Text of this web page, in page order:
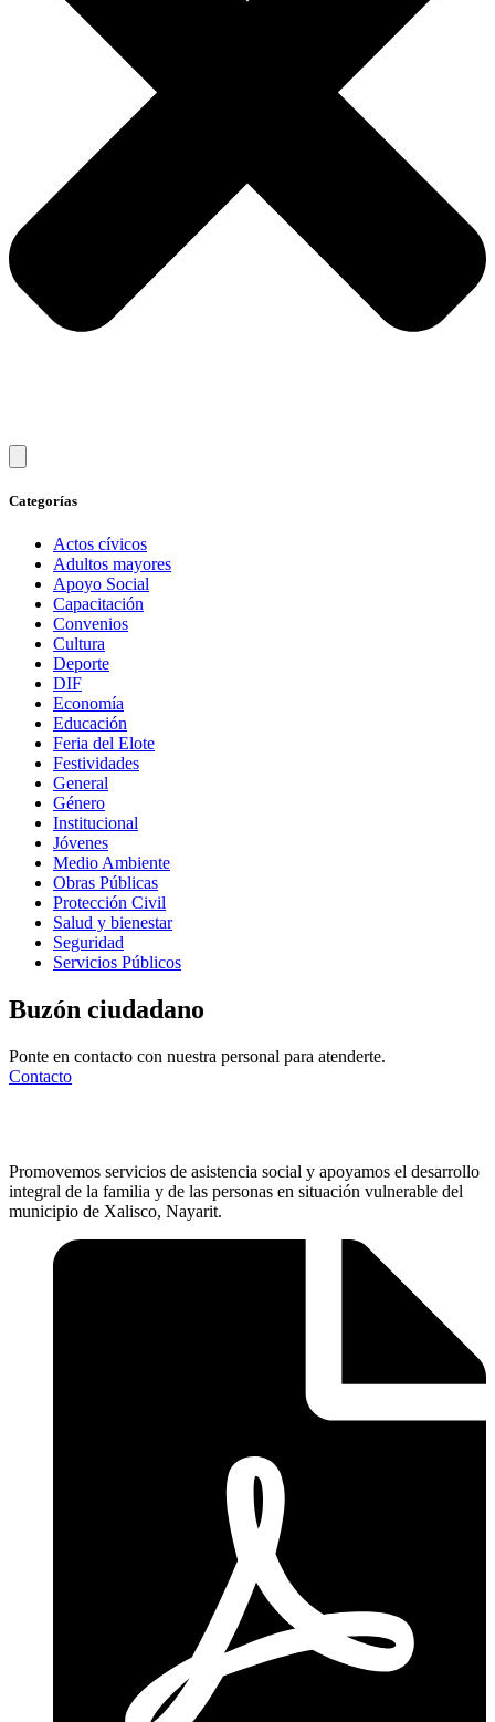
Categorías
Actos cívicos
Adultos mayores
Apoyo Social
Capacitación
Convenios
Cultura
Deporte
DIF
Economía
Educación
Feria del Elote
Festividades
General
Género
Institucional
Jóvenes
Medio Ambiente
Obras Públicas
Protección Civil
Salud y bienestar
Seguridad
Servicios Públicos
Buzón ciudadano
Ponte en contacto con nuestra personal para atenderte.
Contacto
Promovemos servicios de asistencia social y apoyamos el desarrollo
integral de la familia y de las personas en situación vulnerable del
municipio de Xalisco, Nayarit.